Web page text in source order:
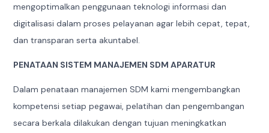
mengoptimalkan penggunaan teknologi informasi dan
digitalisasi dalam proses pelayanan agar lebih cepat, tepat,
dan transparan serta akuntabel.
PENATAAN SISTEM MANAJEMEN SDM APARATUR
Dalam penataan manajemen SDM kami mengembangkan
kompetensi setiap pegawai, pelatihan dan pengembangan
secara berkala dilakukan dengan tujuan meningkatkan